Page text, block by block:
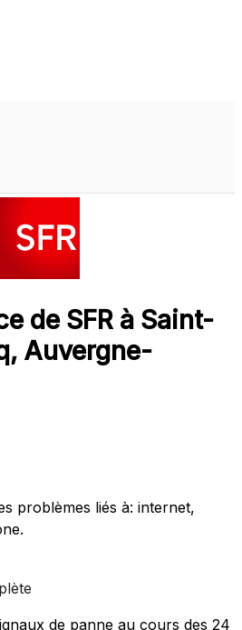
de SFR à Saint-
Auvergne-
problèmes liés à: internet,
de panne au cours des 24